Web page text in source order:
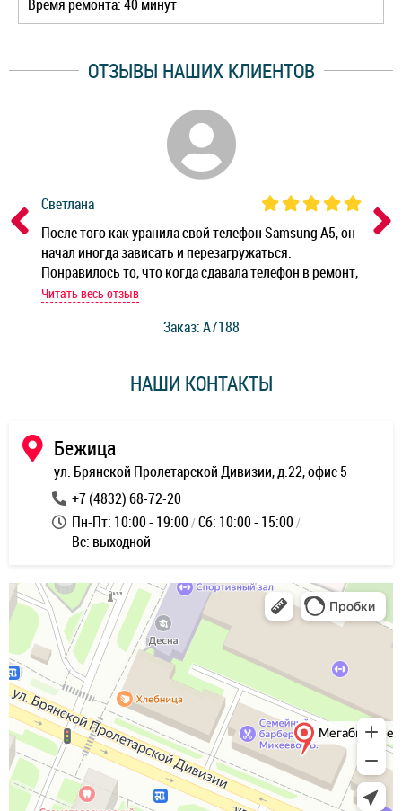
Время ремонта: 40 минут
ОТЗЫВЫ НАШИХ КЛИЕНТОВ
Светлана
После того как уранила свой телефон Samsung A5, он
начал иногда зависать и перезагружаться.
Понравилось то, что когда сдавала телефон в ремонт,
мастер при мне сделал быструю диагностику и сказал
работы и оперативность!
Читать весь отзыв
Заказ: A7188
НАШИ КОНТАКТЫ
Бежица
ул. Брянской Пролетарской Дивизии, д.22, офис 5
+7 (4832) 68-72-20
Пн-Пт: 10:00 - 19:00 Сб: 10:00 - 15:00
Вс: выходной